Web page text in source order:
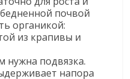
почвой
органикой:
из крапивы и
нужна подвязка.
напора